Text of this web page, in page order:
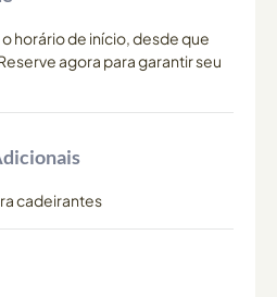
horário de início, desde que
agora para garantir seu
cadeirantes